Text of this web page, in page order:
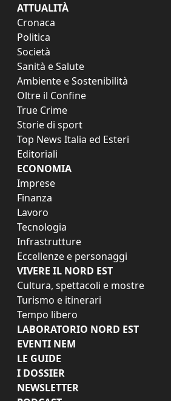
ATTUALITÀ
Cronaca
Politica
Società
Sanità e Salute
Ambiente e Sostenibilità
Oltre il Confine
True Crime
Storie di sport
Top News Italia ed Esteri
Editoriali
ECONOMIA
Imprese
Finanza
Lavoro
Tecnologia
Infrastrutture
Eccellenze e personaggi
VIVERE IL NORD EST
Cultura, spettacoli e mostre
Turismo e itinerari
Tempo libero
LABORATORIO NORD EST
EVENTI NEM
LE GUIDE
I DOSSIER
NEWSLETTER